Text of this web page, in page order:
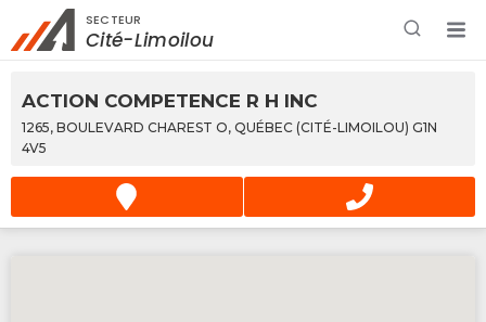
Rechercher à proximité - Entreprise / Rabais /
Services
SECTEUR
Cité-Limoilou
ACTION COMPETENCE R H INC
1265, BOULEVARD CHAREST O, QUÉBEC (CITÉ-LIMOILOU) G1N
4V5